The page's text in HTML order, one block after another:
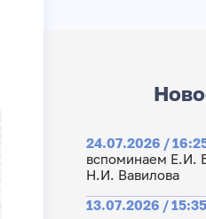
24.07.2026 /
вспоминаем Е.И.
Н.И. Вавилова
13.07.2026 / 15:35